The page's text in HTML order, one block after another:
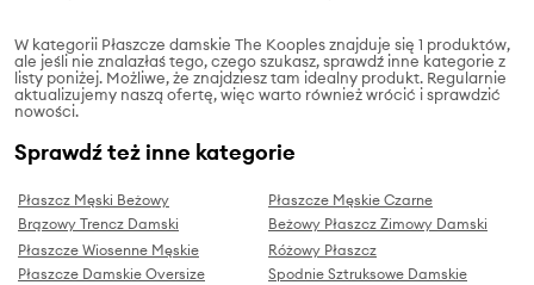
W kategorii Płaszcze damskie The Kooples znajduje się 1 produktów,
ale jeśli nie znalazłaś tego, czego szukasz, sprawdź inne kategorie z
listy poniżej. Możliwe, że znajdziesz tam idealny produkt. Regularnie
aktualizujemy naszą ofertę, więc warto również wrócić i sprawdzić
nowości.
Sprawdź też inne kategorie
Płaszcz Męski Beżowy
Płaszcze Męskie Czarne
Brązowy Trencz Damski
Beżowy Płaszcz Zimowy Damski
Płaszcze Wiosenne Męskie
Różowy Płaszcz
Płaszcze Damskie Oversize
Spodnie Sztruksowe Damskie